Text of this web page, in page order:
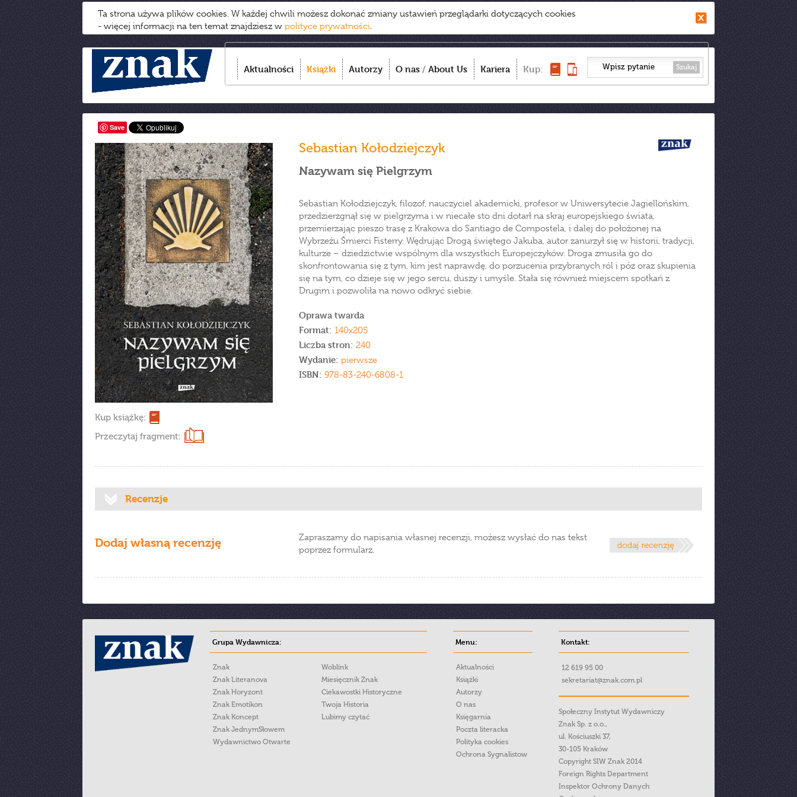
Ta strona używa plików cookies. W każdej chwili możesz dokonać zmiany ustawień przeglądarki dotyczących cookies
- więcej informacji na ten temat znajdziesz w polityce prywatności.
Aktualności Książki Autorzy O nas / About Us Kariera Kup: Szukaj
Save
Kup książkę:
Przeczytaj fragment:
Sebastian Kołodziejczyk
Nazywam się Pielgrzym
Sebastian Kołodziejczyk, filozof, nauczyciel akademicki, profesor w Uniwersytecie Jagiellońskim,
przedzierzgnął się w pielgrzyma i w niecałe sto dni dotarł na skraj europejskiego świata,
przemierzając pieszo trasę z Krakowa do Santiago de Compostela, i dalej do położonej na
Wybrzeżu Śmierci Fisterry. Wędrując Drogą świętego Jakuba, autor zanurzył się w historii, tradycji,
kulturze – dziedzictwie wspólnym dla wszystkich Europejczyków. Droga zmusiła go do
skonfrontowania się z tym, kim jest naprawdę, do porzucenia przybranych ról i póz oraz skupienia
się na tym, co dzieje się w jego sercu, duszy i umyśle. Stała się również miejscem spotkań z
Drugim i pozwoliła na nowo odkryć siebie.
Oprawa twarda
Format: 140x205
Liczba stron: 240
Wydanie: pierwsze
ISBN: 978-83-240-6808-1
Recenzje
Dodaj własną recenzję
Zapraszamy do napisania własnej recenzji, możesz wysłać do nas tekst
poprzez formularz.
Grupa Wydawnicza:
Znak
Znak Literanova
Znak Horyzont
Znak Emotikon
Znak Koncept
Znak JednymSłowem
Wydawnictwo Otwarte
Woblink
Miesięcznik Znak
Ciekawostki Historyczne
Twoja Historia
Lubimy czytać
Menu:
Aktualności
Książki
Autorzy
O nas
Księgarnia
Poczta literacka
Polityka cookies
Ochrona Sygnalistow
Kontakt:
12 619 95 00
sekretariat@znak.com.pl
Społeczny Instytut Wydawniczy
Znak Sp. z o.o.,
ul. Kościuszki 37,
30-105 Kraków
Copyright SIW Znak 2014
Foreign Rights Department
Inspektor Ochrony Danych